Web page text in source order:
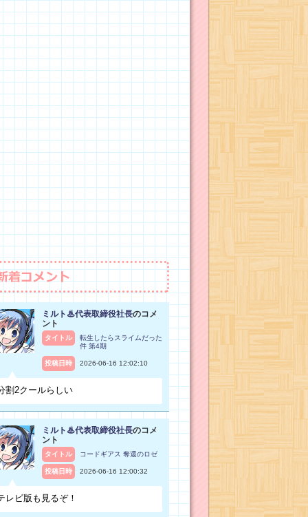
ミルト♨代表取締役社長のコメ
ント
タイトル
転生したらスライムだった
件 第4期
投稿日時 2026-06-16 12:02:10
割2クールらしい
ミルト♨代表取締役社長のコメ
ント
タイトル コードギアス 奪還のロゼ
投稿日時 2026-06-16 12:00:32
レビ版も見るぞ！